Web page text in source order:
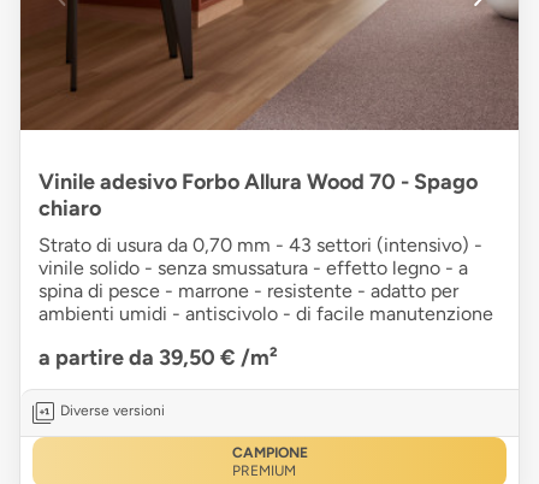
Vinile adesivo Forbo Allura Wood 70 - Spago
chiaro
Strato di usura da 0,70 mm - 43 settori (intensivo) -
vinile solido - senza smussatura - effetto legno - a
spina di pesce - marrone - resistente - adatto per
ambienti umidi - antiscivolo - di facile manutenzione
a partire da 39,50 € /m²
Diverse versioni
CAMPIONE
PREMIUM